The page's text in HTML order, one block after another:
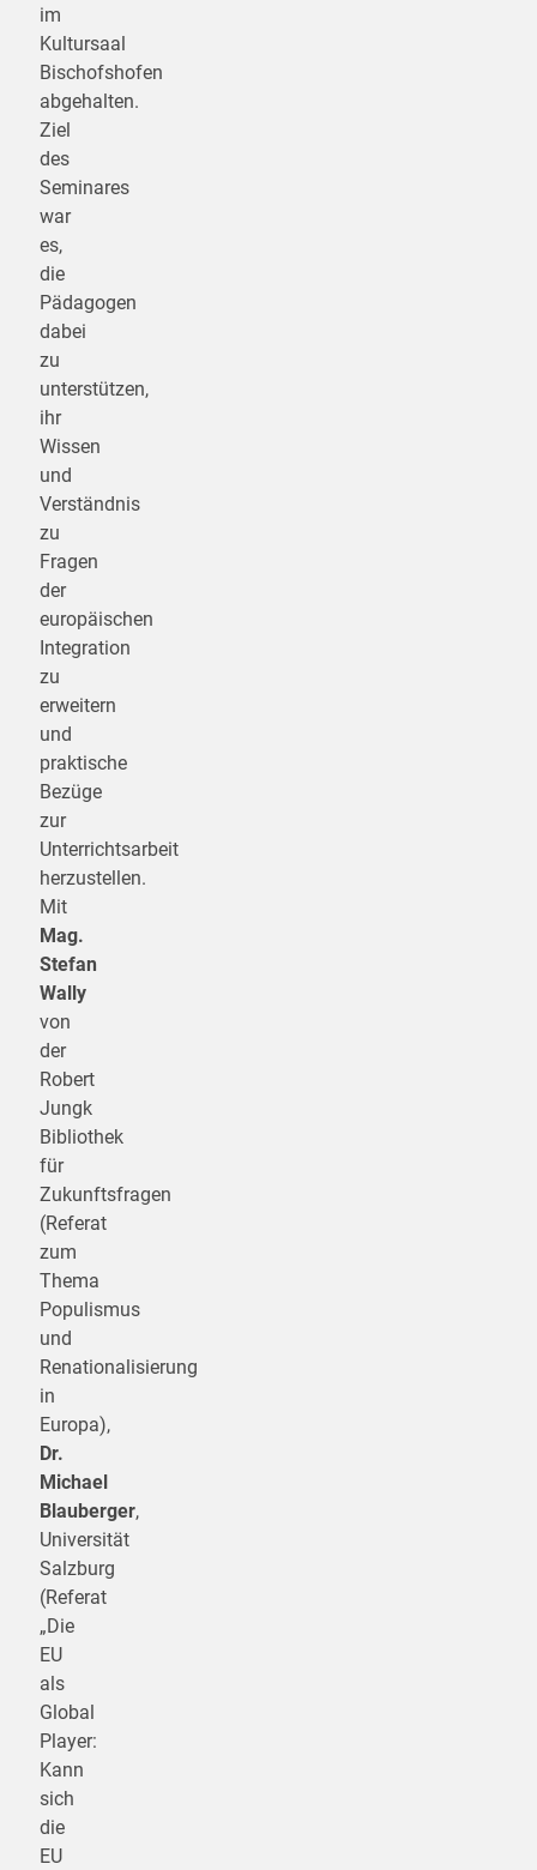
im
Kultursaal
Bischofshofen
abgehalten.
Ziel
des
Seminares
war
es,
die
Pädagogen
dabei
zu
unterstützen,
ihr
Wissen
und
Verständnis
zu
Fragen
der
europäischen
Integration
zu
erweitern
und
praktische
Bezüge
zur
Unterrichtsarbeit
herzustellen.
Mit
Mag.
Stefan
Wally
von
der
Robert
Jungk
Bibliothek
für
Zukunftsfragen
(Referat
zum
Thema
Populismus
und
Renationalisierung
in
Europa),
Dr.
Michael
Blauberger,
Universität
Salzburg
(Referat
„Die
EU
als
Global
Player:
Kann
sich
die
EU